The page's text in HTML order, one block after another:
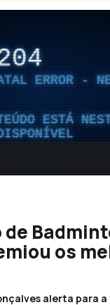
ERROR -
ESTÁ
os
alerta para